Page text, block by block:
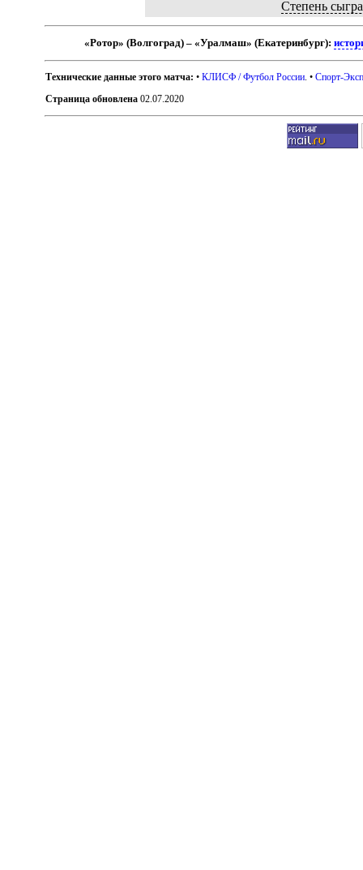
Степень
«Ротор» (Волгоград) – «Уралмаш» (Екатеринбург):
Технические данные этого матча: •КЛИСФ / Футбол России . •Спорт-
Страница обновлена 02.07.2020